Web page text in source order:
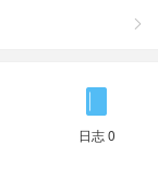


日志 0